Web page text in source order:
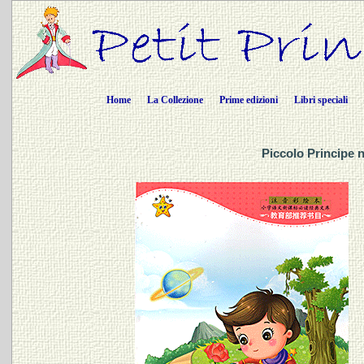
Home La Collezione Prime edizioni Libri speciali
Piccolo Principe